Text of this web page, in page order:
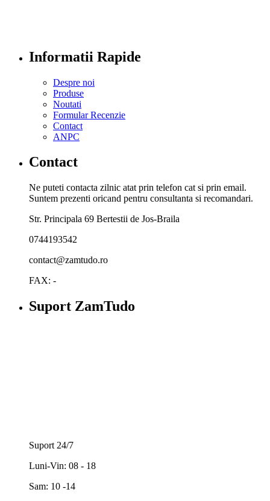
Informatii Rapide
Despre noi
Produse
Noutati
Formular Recenzie
Contact
ANPC
Contact
Ne puteti contacta zilnic atat prin telefon cat si prin email.
Suntem prezenti oricand pentru consultanta si recomandari.
Str. Principala 69 Bertestii de Jos-Braila
0744193542
contact@zamtudo.ro
FAX: -
Suport ZamTudo
Suport 24/7
Luni-Vin: 08 - 18
Sam: 10 -14